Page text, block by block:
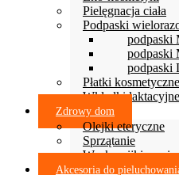
Pielęgnacja ciała
Podpaski
podpaski
podpaski
podpaski
Płatki kosmetyczne
Wkładki laktacyjne
Zdrowy dom
Olejki eteryczne
Sprzątanie
Woskowijki
Akcesoria do